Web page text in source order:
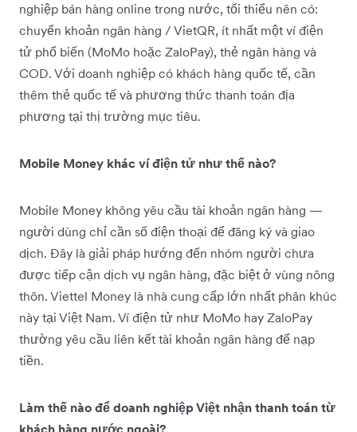
nghiệp bán hàng online trong nước, tối thiểu nên có:
chuyển khoản ngân hàng / VietQR, ít nhất một ví điện
tử phổ biến (MoMo hoặc ZaloPay), thẻ ngân hàng và
COD. Với doanh nghiệp có khách hàng quốc tế, cần
thêm thẻ quốc tế và phương thức thanh toán địa
phương tại thị trường mục tiêu.
Mobile Money khác ví điện tử như thế nào?
Mobile Money không yêu cầu tài khoản ngân hàng —
người dùng chỉ cần số điện thoại để đăng ký và giao
dịch. Đây là giải pháp hướng đến nhóm người chưa
được tiếp cận dịch vụ ngân hàng, đặc biệt ở vùng nông
thôn. Viettel Money là nhà cung cấp lớn nhất phân khúc
này tại Việt Nam. Ví điện tử như MoMo hay ZaloPay
thường yêu cầu liên kết tài khoản ngân hàng để nạp
tiền.
Làm thế nào để doanh nghiệp Việt nhận thanh toán từ